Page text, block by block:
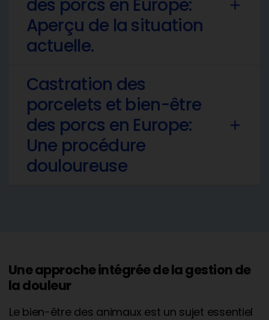
des porcs en Europe:
Aperçu de la situation
actuelle.
add
Castration des
porcelets et bien-être
des porcs en Europe:
Une procédure
douloureuse
add
Une approche intégrée de la gestion de
la douleur
Le bien-être des animaux est un sujet essentiel